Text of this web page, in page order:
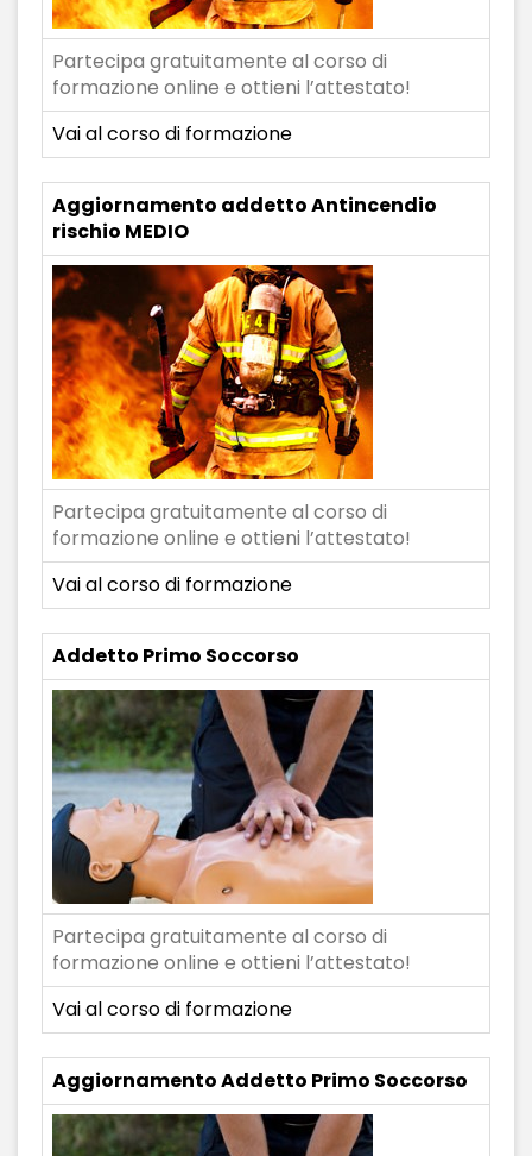
Partecipa gratuitamente al corso di
formazione online e ottieni l’attestato!
Vai al corso di formazione
Aggiornamento addetto Antincendio
rischio MEDIO
Partecipa gratuitamente al corso di
formazione online e ottieni l’attestato!
Vai al corso di formazione
Addetto Primo Soccorso
Partecipa gratuitamente al corso di
formazione online e ottieni l’attestato!
Vai al corso di formazione
Aggiornamento Addetto Primo Soccorso